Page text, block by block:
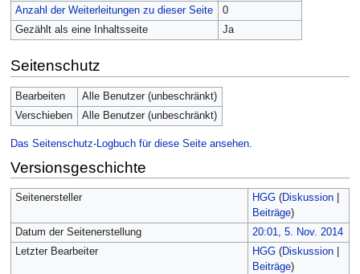
Anzahl der Weiterleitungen zu dieser Seite
0
Gezählt als eine Inhaltsseite
Ja
Seitenschutz
Bearbeiten
Alle Benutzer (unbeschränkt)
Verschieben
Alle Benutzer (unbeschränkt)
Das Seitenschutz-Logbuch für diese Seite ansehen.
Versionsgeschichte
Seitenersteller HGG (Diskussion|
Beiträge)
Datum der Seitenerstellung
20:01, 5. Nov. 2014
Letzter Bearbeiter
HGG (Diskussion|
Beiträge)